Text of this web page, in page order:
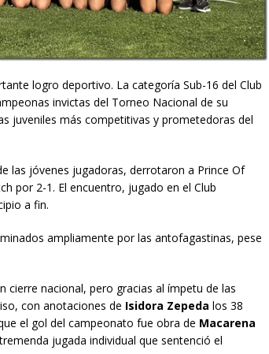
logro deportivo. La categoría Sub-16 del Club
invictas del Torneo Nacional de su
juveniles más competitivas y prometedoras del
las jóvenes jugadoras, derrotaron a Prince Of
por 2-1. El encuentro, jugado en el Club
a fin.
ampliamente por las antofagastinas, pese
cierre nacional, pero gracias al ímpetu de las
con anotaciones de Isidora Zepeda los 38
el gol del campeonato fue obra de Macarena
jugada individual que sentenció el